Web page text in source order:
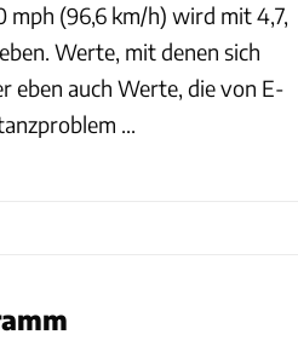
(96,6 km/h) wird mit 4,7,
Werte, mit denen sich
eben auch Werte, die von E-
...